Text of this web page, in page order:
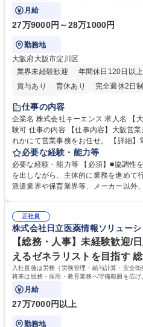
で発生する事務業務や業務改善をお任せ。
月給
27万9000円～28万1000円
勤務地
大阪府大阪市淀川区
業界未経験歓迎
年間休日120日以上
賞与あり
育休あり 完全週休2日制
土日祝休み
仕事の内容
企業名 株式会社キーエンス 求人名 【大阪・京都・滋賀】営業事務 ※未経
験可 仕事の内容 【仕事内容】大阪営業所、京都営業所、滋賀営業所いず
れかにて営業事務をお任せ。 【詳細
の作成・カタログ送付・来客対応・営
善をお任せ。 【教育制度】ご入社後、育成担当とペアになりながらOJTに
て業務を覚えていただくことが可能で
れているため、スムーズに仕事に慣れ
募集職種 【大阪・京都・滋賀】営業事
必要な経験・能力等
必要な経験・能力等 【必須】■協調性
を出しながら、主体的に業務を進めて
派遣業界や保育業界等、メーカー以外
えて、お客様や社員の状況に合わせ、
待され。組織を支えるスペシャリスト
社員から頼られる存在になることが
務の持ち帰りも禁止されており、メリ
歴・資格 学歴：大学院 大学 高専 短大
正社員
株式会社日立医薬情報ソリュー
【総務・人事】未経験歓迎/
えるゼネラリストを目指す
入社直後は労務（労務管理・給与計算・安全
将来は総務・採用・教育業務へ守備範囲を広
ます。
月給
27万7000円以上
勤務地